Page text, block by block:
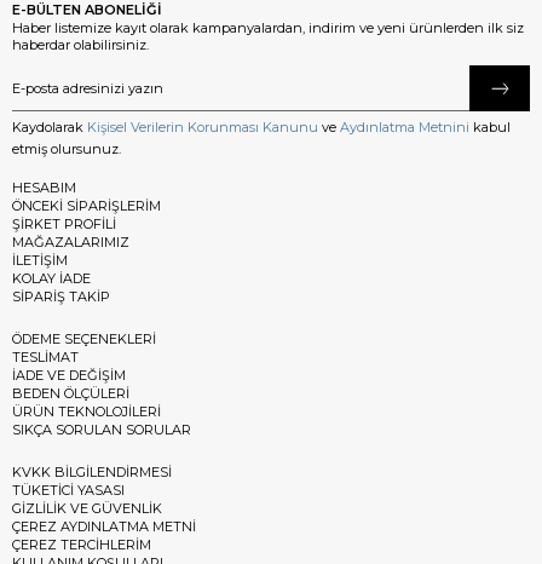
E-BÜLTEN ABONELİĞİ
Haber listemize kayıt olarak kampanyalardan, indirim ve yeni ürünlerden ilk siz
haberdar olabilirsiniz.
Kaydolarak Kişisel Verilerin Korunması Kanunu ve Aydınlatma Metnini kabul
etmiş olursunuz.
HESABIM
ÖNCEKİ SİPARİŞLERİM
ŞİRKET PROFİLİ
MAĞAZALARIMIZ
İLETİŞİM
KOLAY İADE
SİPARİŞ TAKİP
ÖDEME SEÇENEKLERİ
TESLİMAT
İADE VE DEĞİŞİM
BEDEN ÖLÇÜLERİ
ÜRÜN TEKNOLOJİLERİ
SIKÇA SORULAN SORULAR
KVKK BİLGİLENDİRMESİ
TÜKETİCİ YASASI
GİZLİLİK VE GÜVENLİK
ÇEREZ AYDINLATMA METNİ
ÇEREZ TERCİHLERİM